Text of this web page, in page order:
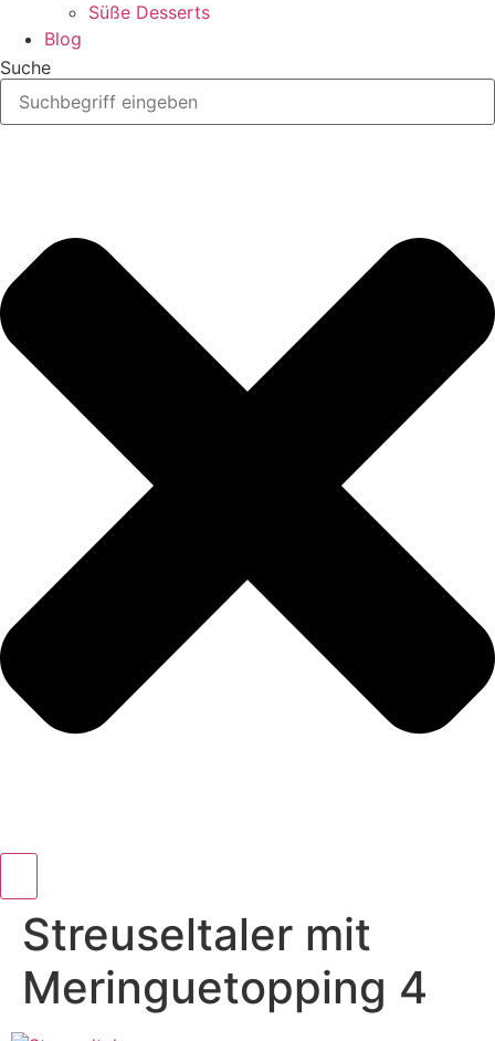
Süße Desserts
Blog
Suche
Streuseltaler mit
Meringuetopping 4